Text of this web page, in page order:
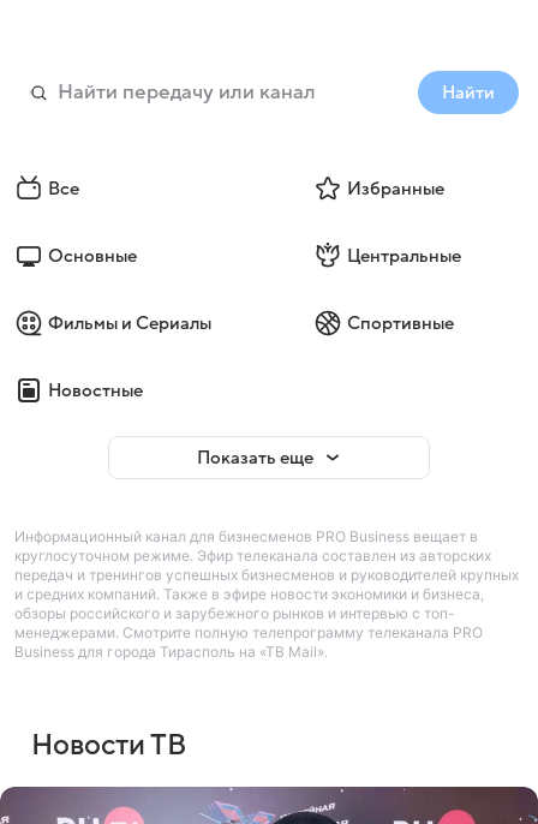
Найти
Все Избранные
Основные Центральные
Фильмы и Сериалы Спортивные
Новостные
Показать еще
Информационный канал для бизнесменов PRO Business вещает в
круглосуточном режиме. Эфир телеканала составлен из авторских
передач и тренингов успешных бизнесменов и руководителей крупных
и средних компаний. Также в эфире новости экономики и бизнеса,
обзоры российского и зарубежного рынков и интервью с топ-
менеджерами. Смотрите полную телепрограмму телеканала PRO
Business для города Тирасполь на «ТВ Mail».
Новости ТВ